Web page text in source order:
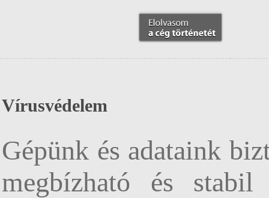
Vírusvédelem
Gépünk és adataink
megbízható és stabil